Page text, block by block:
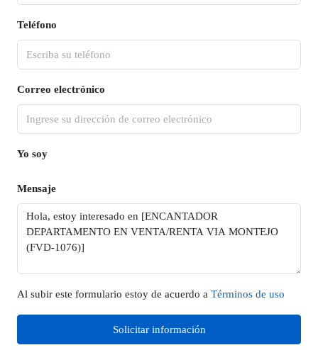
Teléfono
Correo electrónico
Yo soy
Mensaje
Al subir este formulario estoy de acuerdo a Términos de uso
Solicitar información